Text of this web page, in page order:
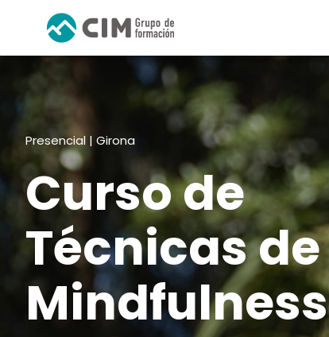
Presencial | Girona
Curso de
Técnicas de
Mindfulness